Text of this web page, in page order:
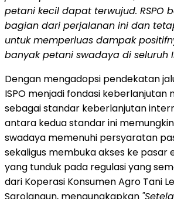
petani kecil dapat terwujud. RSPO
bagian dari perjalanan ini dan
untuk memperluas dampak
banyak petani swadaya di seluruh
Dengan mengadopsi pendekatan
ISPO menjadi fondasi keberlanjutan
sebagai standar keberlanjutan
antara kedua standar ini
swadaya memenuhi persyaratan
sekaligus membuka akses ke pasar
yang tunduk pada regulasi yang
dari Koperasi Konsumen Agro Tani